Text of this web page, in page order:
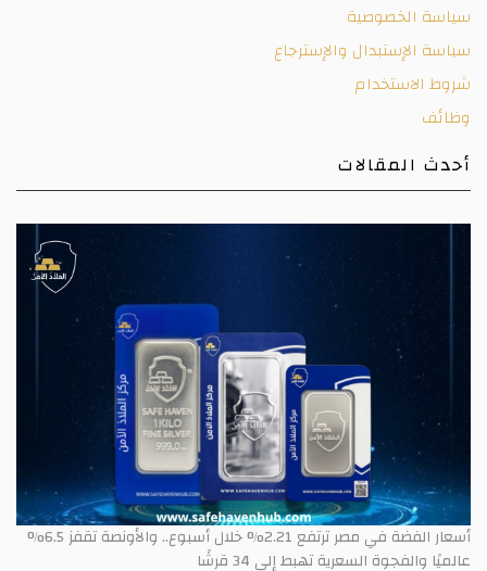
سياسة الخصوصية
سياسة الإستبدال والإسترجاع
شروط الاستخدام
وظائف
أحدث المقالات
أسعار الفضة في مصر ترتفع 2.21% خلال أسبوع.. والأونصة تقفز 6.5%
عالميًا والفجوة السعرية تهبط إلى 34 قرشًا